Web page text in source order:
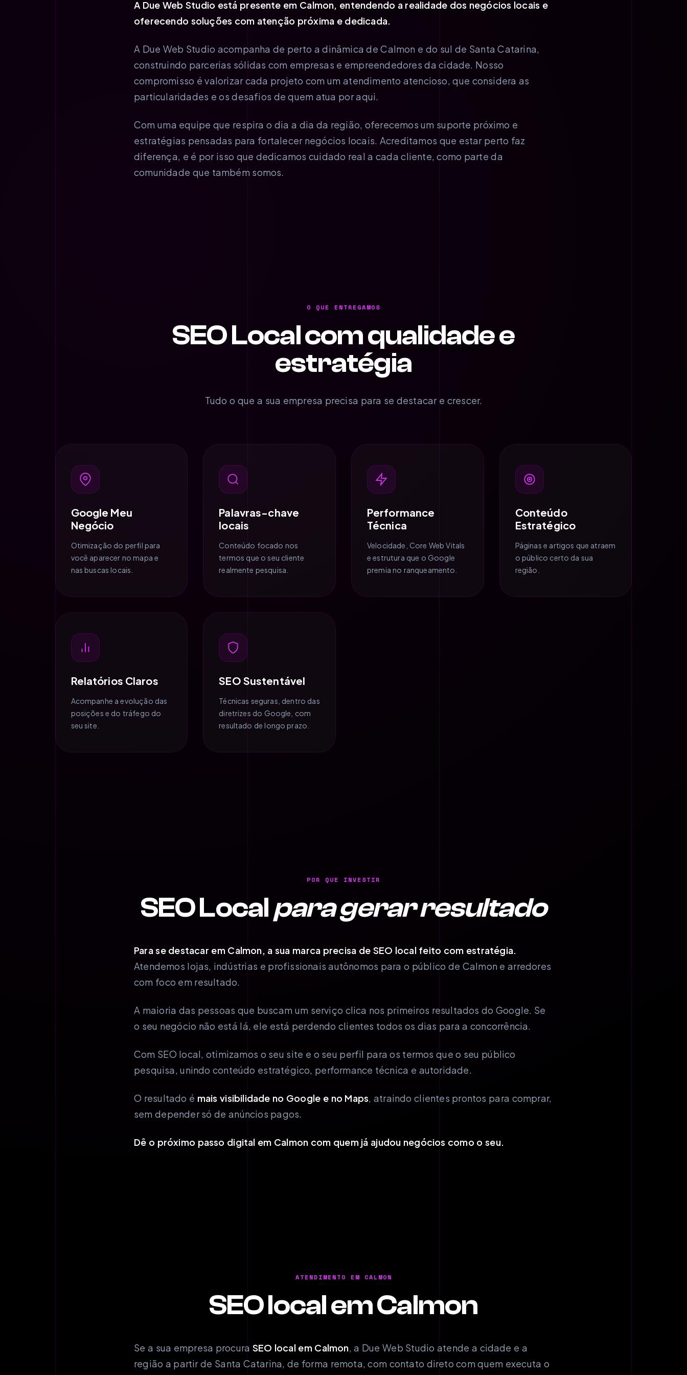
A Due Web Studio está presente em Calmon, entendendo a realidade dos negócios locais e
oferecendo soluções com atenção próxima e dedicada.
A Due Web Studio acompanha de perto a dinâmica de Calmon e do sul de Santa Catarina,
construindo parcerias sólidas com empresas e empreendedores da cidade. Nosso
compromisso é valorizar cada projeto com um atendimento atencioso, que considera as
particularidades e os desafios de quem atua por aqui.
Com uma equipe que respira o dia a dia da região, oferecemos um suporte próximo e
estratégias pensadas para fortalecer negócios locais. Acreditamos que estar perto faz
diferença, e é por isso que dedicamos cuidado real a cada cliente, como parte da
comunidade que também somos.
O QUE ENTREGAMOS
SEO Local com qualidade e
estratégia
Tudo o que a sua empresa precisa para se destacar e crescer.
Google Meu
Negócio
Otimização do perfil para
você aparecer no mapa e
nas buscas locais.
Palavras-chave
locais
Conteúdo focado nos
termos que o seu cliente
realmente pesquisa.
Performance
Técnica
Velocidade, Core Web Vitals
e estrutura que o Google
premia no ranqueamento.
Conteúdo
Estratégico
Páginas e artigos que atraem
o público certo da sua
região.
Relatórios Claros
Acompanhe a evolução das
posições e do tráfego do
seu site.
SEO Sustentável
Técnicas seguras, dentro das
diretrizes do Google, com
resultado de longo prazo.
POR QUE INVESTIR
SEO Localpara gerar resultado
Para se destacar em Calmon, a sua marca precisa de SEO local feito com estratégia.
Atendemos lojas, indústrias e profissionais autônomos para o público de Calmon e arredores
com foco em resultado.
A maioria das pessoas que buscam um serviço clica nos primeiros resultados do Google. Se
o seu negócio não está lá, ele está perdendo clientes todos os dias para a concorrência.
Com SEO local, otimizamos o seu site e o seu perfil para os termos que o seu público
pesquisa, unindo conteúdo estratégico, performance técnica e autoridade.
O resultado é mais visibilidade no Google e no Maps, atraindo clientes prontos para comprar,
sem depender só de anúncios pagos.
Dê o próximo passo digital em Calmon com quem já ajudou negócios como o seu.
ATENDIMENTO EM CALMON
SEO local em Calmon
Se a sua empresa procura SEO local em Calmon, a Due Web Studio atende a cidade e a
região a partir de Santa Catarina, de forma remota, com contato direto com quem executa o